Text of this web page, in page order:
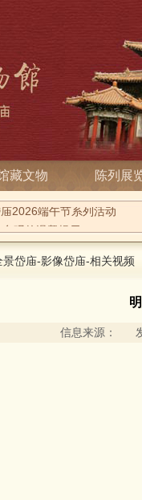
藏文物 陈列展
2026端午节系列活动
观的温馨提示
景岱庙-影像岱庙-相关视频
信息来源：